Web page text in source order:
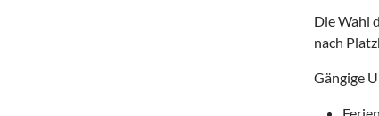
Die Wahl
nach
Gängige